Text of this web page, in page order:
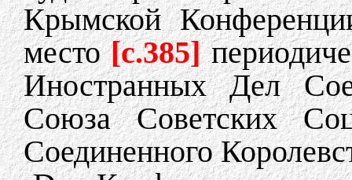
Крымской
место[c.385]
Иностранных Дел
Союза Советских
Соединенного